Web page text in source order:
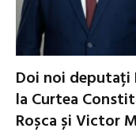
Doi noi deputați
la Curtea
Roșca și Victor